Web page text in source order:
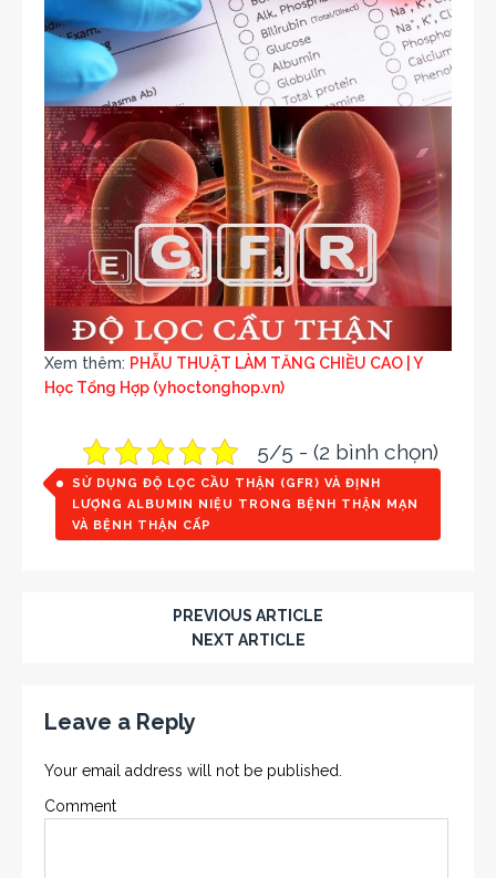
Xem thêm: PHẪU THUẬT LÀM TĂNG CHIỀU CAO | Y
Học Tổng Hợp (yhoctonghop.vn)
5/5 - (2 bình chọn)
SỬ DỤNG ĐỘ LỌC CẦU THẬN (GFR) VÀ ĐỊNH
LƯỢNG ALBUMIN NIỆU TRONG BỆNH THẬN MẠN
VÀ BỆNH THẬN CẤP
PREVIOUS ARTICLE
NEXT ARTICLE
Leave a Reply
Your email address will not be published.
Comment